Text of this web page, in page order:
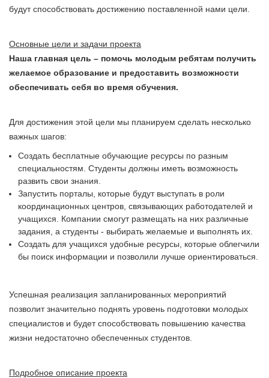
будут способствовать достижению поставленной нами цели.
Основные цели и задачи проекта
Наша главная цель – помочь молодым ребятам получить
желаемое образование и предоставить возможности
обеспечивать себя во время обучения.
Для достижения этой цели мы планируем сделать несколько
важных шагов:
Создать бесплатные обучающие ресурсы по разным
специальностям. Студенты должны иметь возможность
развить свои знания.
Запустить порталы, которые будут выступать в роли
координационных центров, связывающих работодателей и
учащихся. Компании смогут размещать на них различные
задания, а студенты - выбирать желаемые и выполнять их.
Создать для учащихся удобные ресурсы, которые облегчили
бы поиск информации и позволили лучше ориентироваться.
Успешная реализация запланированных мероприятий
позволит значительно поднять уровень подготовки молодых
специалистов и будет способствовать повышению качества
жизни недостаточно обеспеченных студентов.
Подробное описание проекта